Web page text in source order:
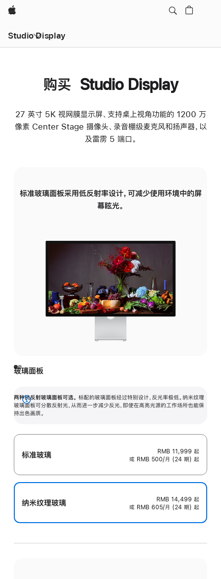
Apple
Studio Display
购买 Studio Display
27 英寸 5K 视网膜显示屏、支持桌上视角功能的 1200 万
像素 Center Stage 摄像头、录音棚级麦克风和扬声器，以
及雷雳 5 端口。
标准玻璃面板采用低反射率设计，可减少使用环境中的屏
幕眩光。
玻璃面板
两种抗反射玻璃面板可选。 标配的玻璃面板经过特别设计，反光率极低。纳米纹理
玻璃面板可分散反射光，从而进一步减少反光，即使在高亮光源的工作场所也能保
持出色画质。
展
开
标准玻璃 RMB 11,999 起
或 RMB 500/月 (24 期) 起
纳米纹理玻璃 RMB 14,499 起
或 RMB 605/月 (24 期) 起